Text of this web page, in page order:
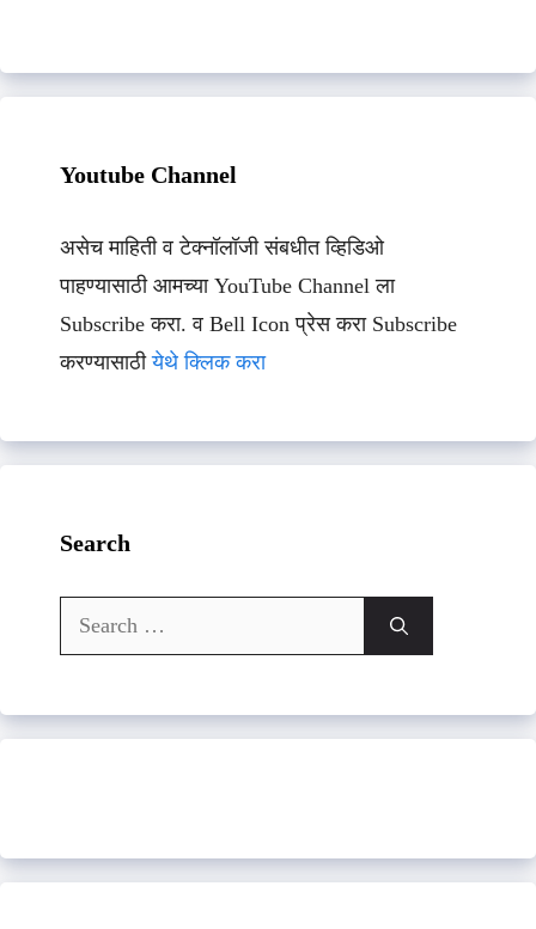
Youtube Channel
असेच माहिती व टेक्नॉलॉजी संबधीत व्हिडिओ
पाहण्यासाठी आमच्या YouTube Channel ला
Subscribe करा. व Bell Icon प्रेस करा Subscribe
करण्यासाठीयेथे क्लिक करा
Search
Search
for: